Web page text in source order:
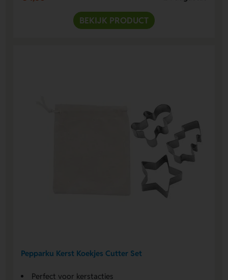
BEKIJK PRODUCT
Pepparku Kerst Koekjes Cutter Set
Perfect voor kerstacties